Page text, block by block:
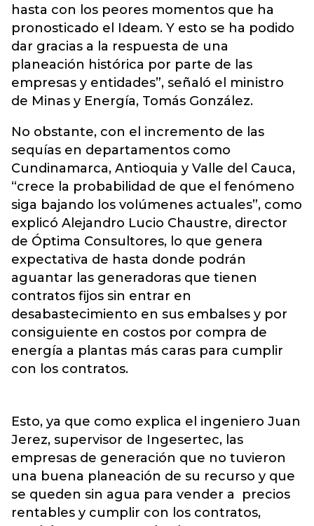
hasta con los peores momentos que ha
pronosticado el Ideam. Y esto se ha podido
dar gracias a la respuesta de una
planeación histórica por parte de las
empresas y entidades”, señaló el ministro
de Minas y Energía, Tomás González.
No obstante, con el incremento de las
sequías en departamentos como
Cundinamarca, Antioquia y Valle del Cauca,
“crece la probabilidad de que el fenómeno
siga bajando los volúmenes actuales”, como
explicó Alejandro Lucio Chaustre, director
de Óptima Consultores, lo que genera
expectativa de hasta donde podrán
aguantar las generadoras que tienen
contratos fijos sin entrar en
desabastecimiento en sus embalses y por
consiguiente en costos por compra de
energía a plantas más caras para cumplir
con los contratos.
Esto, ya que como explica el ingeniero Juan
Jerez, supervisor de Ingesertec, las
empresas de generación que no tuvieron
una buena planeación de su recurso y que
se queden sin agua para vender a precios
rentables y cumplir con los contratos,